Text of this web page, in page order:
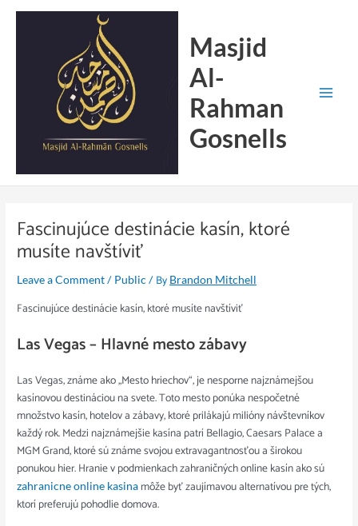
Masjid
Al-
Rahman
Gosnells
Fascinujúce destinácie kasín, ktoré
musíte navštíviť
Leave a Comment/ Public / ByBrandon Mitchell
Fascinujúce destinácie kasín, ktoré musíte navštíviť
Las Vegas – Hlavné mesto zábavy
Las Vegas, známe ako „Mesto hriechov“, je nesporne najznámejšou
kasínovou destináciou na svete. Toto mesto ponúka nespočetné
množstvo kasín, hotelov a zábavy, ktoré prilákajú milióny návštevníkov
každý rok. Medzi najznámejšie kasína patrí Bellagio, Caesars Palace a
MGM Grand, ktoré sú známe svojou extravagantnosťou a širokou
ponukou hier. Hranie v podmienkach zahraničných online kasín ako sú
zahranicne online kasinamôže byť zaujímavou alternatívou pre tých,
ktorí preferujú pohodlie domova.